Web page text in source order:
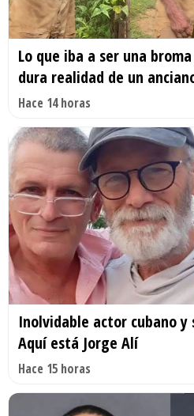
Lo que iba a ser una
dura realidad de un
Hace 14 horas
Inolvidable actor cubano y
Aquí está Jorge Alí
Hace 15 horas